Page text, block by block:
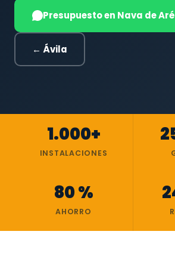
Presupuesto en Nava de
← Ávila
1.000+
INSTALACIONES
80 %
AHORRO